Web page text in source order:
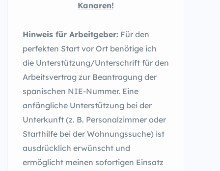
Kanaren!
Hinweis für Arbeitgeber: Für den
perfekten Start vor Ort benötige ich
die Unterstützung/Unterschrift für den
Arbeitsvertrag zur Beantragung der
spanischen NIE-Nummer. Eine
anfängliche Unterstützung bei der
Unterkunft (z. B. Personalzimmer oder
Starthilfe bei der Wohnungssuche) ist
ausdrücklich erwünscht und
ermöglicht meinen sofortigen Einsatz